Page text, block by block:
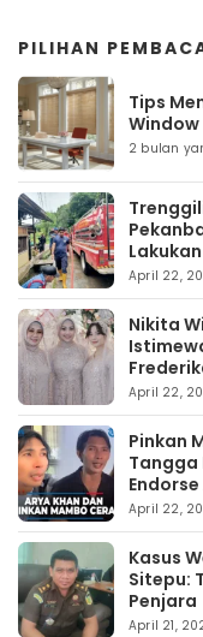
PILIHAN
Tips
2 bulan
April 22,
Nikita
April 22,
Pinkan
Tangga
April 22,
Kasus
Sitepu:
Penjara
April 21,